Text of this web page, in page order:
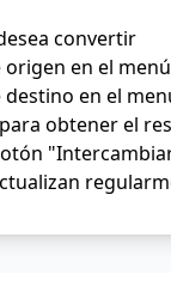
convertir
origen en el
en el
obtener el